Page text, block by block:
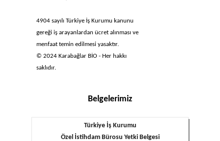
4904 sayılı Türkiye İş Kurumu kanunu
gereği iş arayanlardan ücret alınması ve
menfaat temin edilmesi yasaktır.
© 2024 Karabağlar BİO - Her hakkı
saklıdır.
Belgelerimiz
Türkiye İş Kurumu
Özel İstihdam Bürosu Yetki Belgesi